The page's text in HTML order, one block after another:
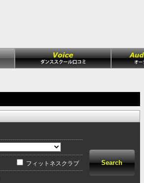
フィットネスクラブ